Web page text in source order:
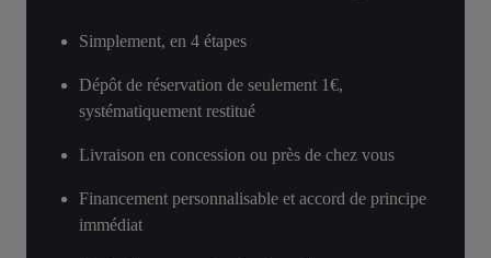
Simplement, en 4 étapes
Dépôt de réservation de seulement 1€,
systématiquement restitué
Livraison en concession ou près de chez vous
Financement personnalisable et accord de principe
immédiat